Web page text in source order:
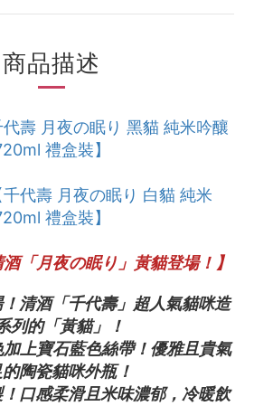
商品描述
壽 月夜の眠り 黑貓 純米吟釀
禮盒裝】
代壽 月夜の眠り 白貓 純米
禮盒裝】
酒「月夜の眠り」黃貓登場！】
清酒「千代壽」超人氣貓咪造
列的「黃貓」！
上寶石藍色絲帶！優雅且貴氣
陶瓷貓咪外瓶！
口感柔滑且米味濃郁，冷暖飲